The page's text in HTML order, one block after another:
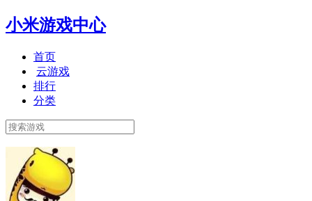
小米游戏中心
首页
云游戏
排行
分类